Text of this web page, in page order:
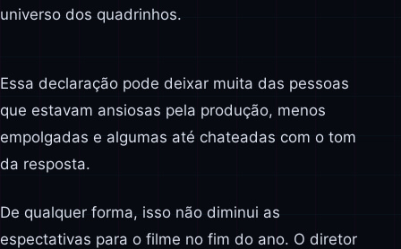
universo dos quadrinhos.
Essa declaração pode deixar muita das pessoas
que estavam ansiosas pela produção, menos
empolgadas e algumas até chateadas com o tom
da resposta.
De qualquer forma, isso não diminui as
espectativas para o filme no fim do ano. O diretor